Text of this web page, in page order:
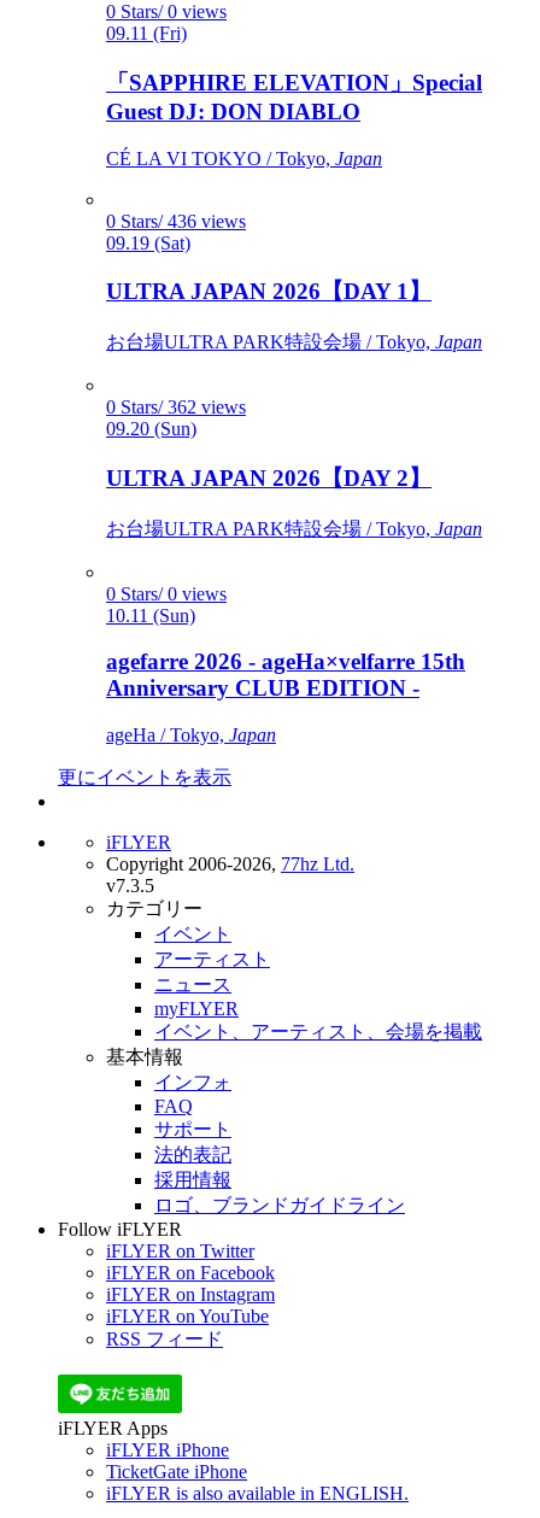
0 Stars/ 0 views
09.11 (Fri)
「SAPPHIRE ELEVATION」Special
Guest DJ: DON DIABLO
CÉ LA VI TOKYO / Tokyo, Japan
0 Stars/ 436 views
09.19 (Sat)
ULTRA JAPAN 2026【DAY 1】
お台場ULTRA PARK特設会場 / Tokyo, Japan
0 Stars/ 362 views
09.20 (Sun)
ULTRA JAPAN 2026【DAY 2】
お台場ULTRA PARK特設会場 / Tokyo, Japan
0 Stars/ 0 views
10.11 (Sun)
agefarre 2026 - ageHa×velfarre 15th
Anniversary CLUB EDITION -
ageHa / Tokyo, Japan
更にイベントを表示
iFLYER
Copyright 2006-2026, 77hz Ltd.
v7.3.5
カテゴリー
イベント
アーティスト
ニュース
myFLYER
イベント、アーティスト、会場を掲載
基本情報
インフォ
FAQ
サポート
法的表記
採用情報
ロゴ、ブランドガイドライン
Follow iFLYER
iFLYER on Twitter
iFLYER on Facebook
iFLYER on Instagram
iFLYER on YouTube
RSS フィード
iFLYER Apps
iFLYER iPhone
TicketGate iPhone
iFLYER is also available in ENGLISH.